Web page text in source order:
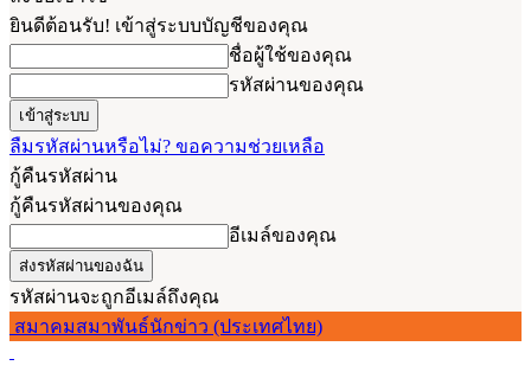
ยินดีต้อนรับ! เข้าสู่ระบบบัญชีของคุณ
ชื่อผู้ใช้ของคุณ
รหัสผ่านของคุณ
ลืมรหัสผ่านหรือไม่? ขอความช่วยเหลือ
กู้คืนรหัสผ่าน
กู้คืนรหัสผ่านของคุณ
อีเมล์ของคุณ
รหัสผ่านจะถูกอีเมล์ถึงคุณ
สมาคมสมาพันธ์นักข่าว (ประเทศไทย)